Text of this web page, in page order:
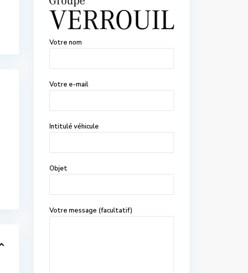
Votre nom
Votre e-mail
Intitulé véhicule
Objet
Votre message (facultatif)